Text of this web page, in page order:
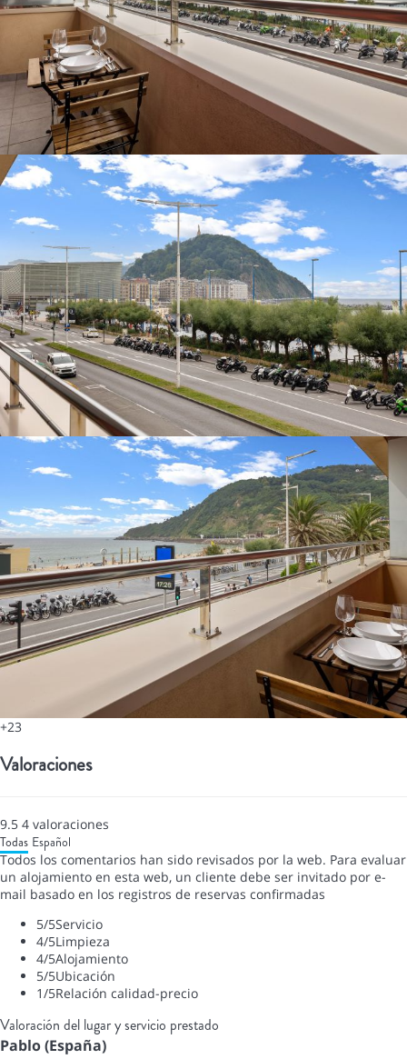
+23
Valoraciones
9.5 4 valoraciones
Todas Español
Todos los comentarios han sido revisados por la web. Para evaluar
un alojamiento en esta web, un cliente debe ser invitado por e-
mail basado en los registros de reservas confirmadas
5/5Servicio
4/5Limpieza
4/5Alojamiento
5/5Ubicación
1/5Relación calidad-precio
Valoración del lugar y servicio prestado
Pablo (España)